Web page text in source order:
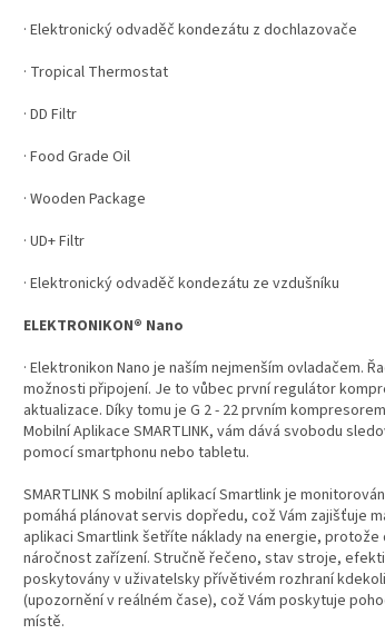
· Elektronický odvaděč kondezátu z dochlazovače
· Tropical Thermostat
· DD Filtr
· Food Grade Oil
· Wooden Package
· UD+ Filtr
· Elektronický odvaděč kondezátu ze vzdušníku
ELEKTRONIKON® Nano
· Elektronikon Nano je naším nejmenším ovladačem.
možnosti připojení. Je to vůbec první regulátor
aktualizace. Díky tomu je G 2 - 22 prvním
Mobilní Aplikace SMARTLINK, vám dává svobodu
pomocí smartphonu nebo tabletu.
SMARTLINK S mobilní aplikací Smartlink je
pomáhá plánovat servis dopředu, což Vám zajišťuje
aplikaci Smartlink šetříte náklady na energie,
náročnost zařízení. Stručně řečeno, stav stroje,
poskytovány v uživatelsky přívětivém rozhraní
(upozornění v reálném čase), což Vám poskytuje
místě.